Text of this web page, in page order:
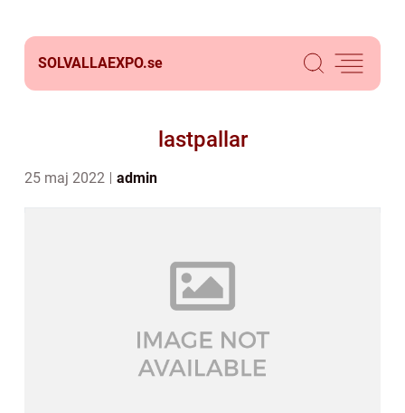
SOLVALLAEXPO.se
lastpallar
25 maj 2022 admin